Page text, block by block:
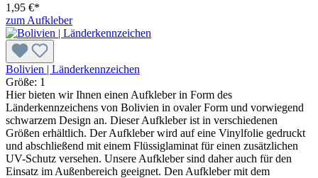
1,95 €*
zum Aufkleber
Bolivien | Länderkennzeichen
Größe: 1
Hier bieten wir Ihnen einen Aufkleber in Form des
Länderkennzeichens von Bolivien in ovaler Form und vorwiegend
schwarzem Design an. Dieser Aufkleber ist in verschiedenen
Größen erhältlich. Der Aufkleber wird auf eine Vinylfolie gedruckt
und abschließend mit einem Flüssiglaminat für einen zusätzlichen
UV-Schutz versehen. Unsere Aufkleber sind daher auch für den
Einsatz im Außenbereich geeignet. Den Aufkleber mit dem